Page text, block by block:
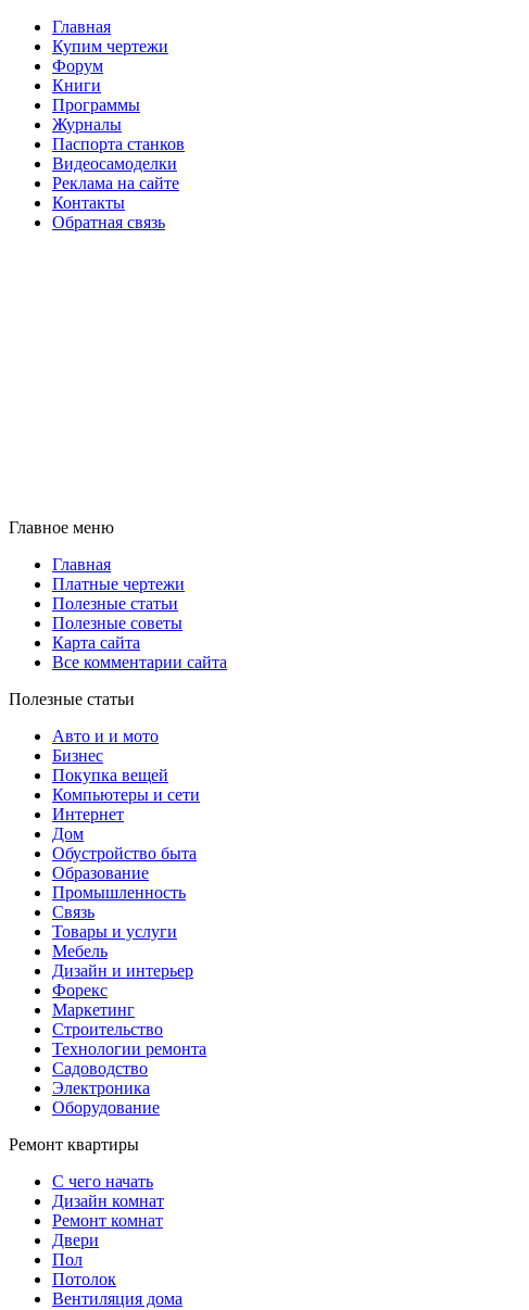
Главная
Купим чертежи
Форум
Книги
Программы
Журналы
Паспорта станков
Видеосамоделки
Реклама на сайте
Контакты
Обратная связь
Главное меню
Главная
Платные чертежи
Полезные статьи
Полезные советы
Карта сайта
Все комментарии сайта
Полезные статьи
Авто и и мото
Бизнес
Покупка вещей
Компьютеры и сети
Интернет
Дом
Обустройство быта
Образование
Промышленность
Связь
Товары и услуги
Мебель
Дизайн и интерьер
Форекс
Маркетинг
Строительство
Технологии ремонта
Садоводство
Электроника
Оборудование
Ремонт квартиры
С чего начать
Дизайн комнат
Ремонт комнат
Двери
Пол
Потолок
Вентиляция дома